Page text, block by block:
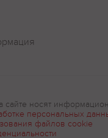
сайте носят
персональных
файлов cookie